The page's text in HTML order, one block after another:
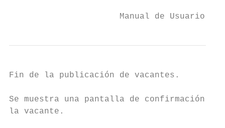
Manual de Usuario
Fin de la publicación de vacantes.
Se muestra una pantalla de confirmación
la vacante.